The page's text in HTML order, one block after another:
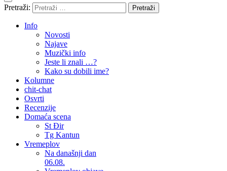
1960 – 1970
1950 – 1960
Autori
Pretraži:
Info
Novosti
Najave
Muzički info
Jeste li znali …?
Kako su dobili ime?
Kolumne
chit-chat
Osvrti
Recenzije
Domaća scena
St Đir
Tg Kantun
Vremeplov
Na današnji dan
06.08.